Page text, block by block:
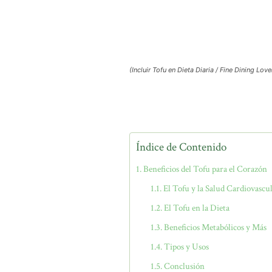
(Incluir Tofu en Dieta Diaria / Fine Dining
Índice de Contenido
Beneficios del Tofu para el Corazón
El Tofu y la Salud
El Tofu en la Dieta
Beneficios Metabólicos y Más
Tipos y Usos
Conclusión